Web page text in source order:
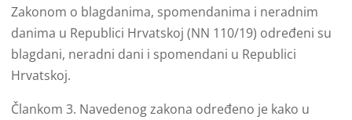
Zakonom o blagdanima, spomendanima i neradnim
danima u Republici Hrvatskoj (NN 110/19) određeni su
blagdani, neradni dani i spomendani u Republici
Hrvatskoj.
Člankom 3. Navedenog zakona određeno je kako u